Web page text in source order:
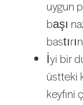
uygun
başı
İyi bir
üstteki
keyfini